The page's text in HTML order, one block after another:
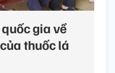
gia về
thuốc lá